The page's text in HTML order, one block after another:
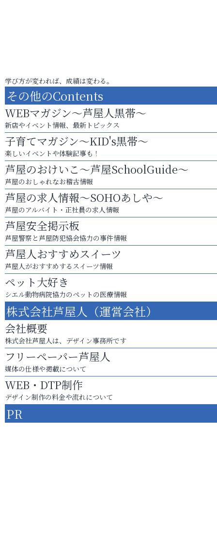
学び方が変われば、成績は変わる。
その他のContents
WEBマガジン～芦屋人黒帯～
新店やイベント情報、最新トピックス
子育てマガジン～KID's黒帯～
楽しいイベントや体験記事も！
芦屋のおけいこ～芦屋SchoolGuide～
芦屋のおしゃれなお稽古情報
芦屋の求人情報～SOHOあしや～
芦屋のアルバイト・正社員の求人情報
芦屋安全掲示板
芦屋警察と芦屋防犯協会協力の事件情報
芦屋人おすすめスイーツ
芦屋人がおすすめするスイーツ情報
ペット大好き
シエル動物病院協力のペットの医療情報
株式会社芦屋人（運営会社）
会社概要
株式会社芦屋人は、デザイン事務所です
フリーペーパー芦屋人
媒体の仕様や掲載について
WEB・DTP制作
デザイン制作の料金や流れについて
PR